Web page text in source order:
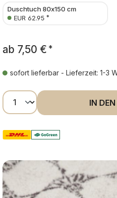
Duschtuch 80x150 cm
EUR 62.95 *
ab 7,50 € *
sofort lieferbar - Lieferzeit: 1-3
Produkt Anzahl: Gib
IN